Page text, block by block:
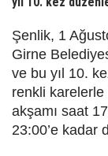
Şenlik, 1
Girne
ve bu yıl 10.
renkli karelerle
akşamı saat
23:00’e kadar